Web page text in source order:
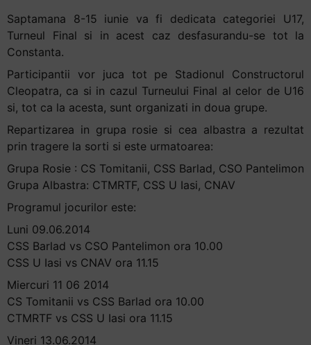
Saptamana 8-15 iunie va fi dedicata categoriei U17,
Turneul Final si in acest caz desfasurandu-se tot la
Constanta.
Participantii vor juca tot pe Stadionul Constructorul
Cleopatra, ca si in cazul Turneului Final al celor de U16
si, tot ca la acesta, sunt organizati in doua grupe.
Repartizarea in grupa rosie si cea albastra a rezultat
prin tragere la sorti si este urmatoarea:
Grupa Rosie : CS Tomitanii, CSS Barlad, CSO Pantelimon
Grupa Albastra: CTMRTF, CSS U Iasi, CNAV
Programul jocurilor este:
Luni 09.06.2014
CSS Barlad vs CSO Pantelimon ora 10.00
CSS U Iasi vs CNAV ora 11.15
Miercuri 11 06 2014
CS Tomitanii vs CSS Barlad ora 10.00
CTMRTF vs CSS U Iasi ora 11.15
Vineri 13.06.2014